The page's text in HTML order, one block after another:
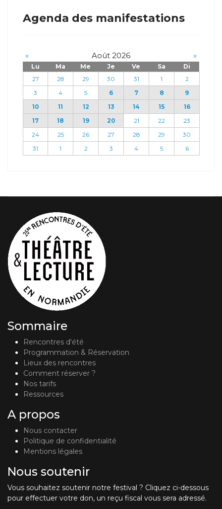
Agenda des manifestations
« Août 2026 »
Lu Ma Me Je Ve Sa
Di
27
28 29 30 31 1
2
3
4 5 6 7 8
9
10
11 12 13 14 15
16
17
18 19 20 21 22
23
24
25 26 27 28 29
30
31
1 2 3 4 5 6
Sommaire
Rencontres d'été
Programmation & Réservation
Lieux des rencontres
Comment réserver ?
Nos tarifs
Ressources
A propos
Nous contacter
Politique de confidentialité
Mentions légales
Nous soutenir
Vous souhaitez soutenir notre festival ? Cliquez ci-dessous
pour effectuer votre don, un reçu fiscal vous sera adressé.